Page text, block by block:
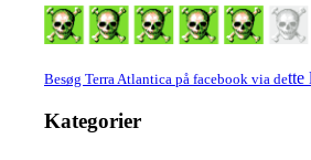
Besøg Terra Atlantica på facebook via dette
Kategorier